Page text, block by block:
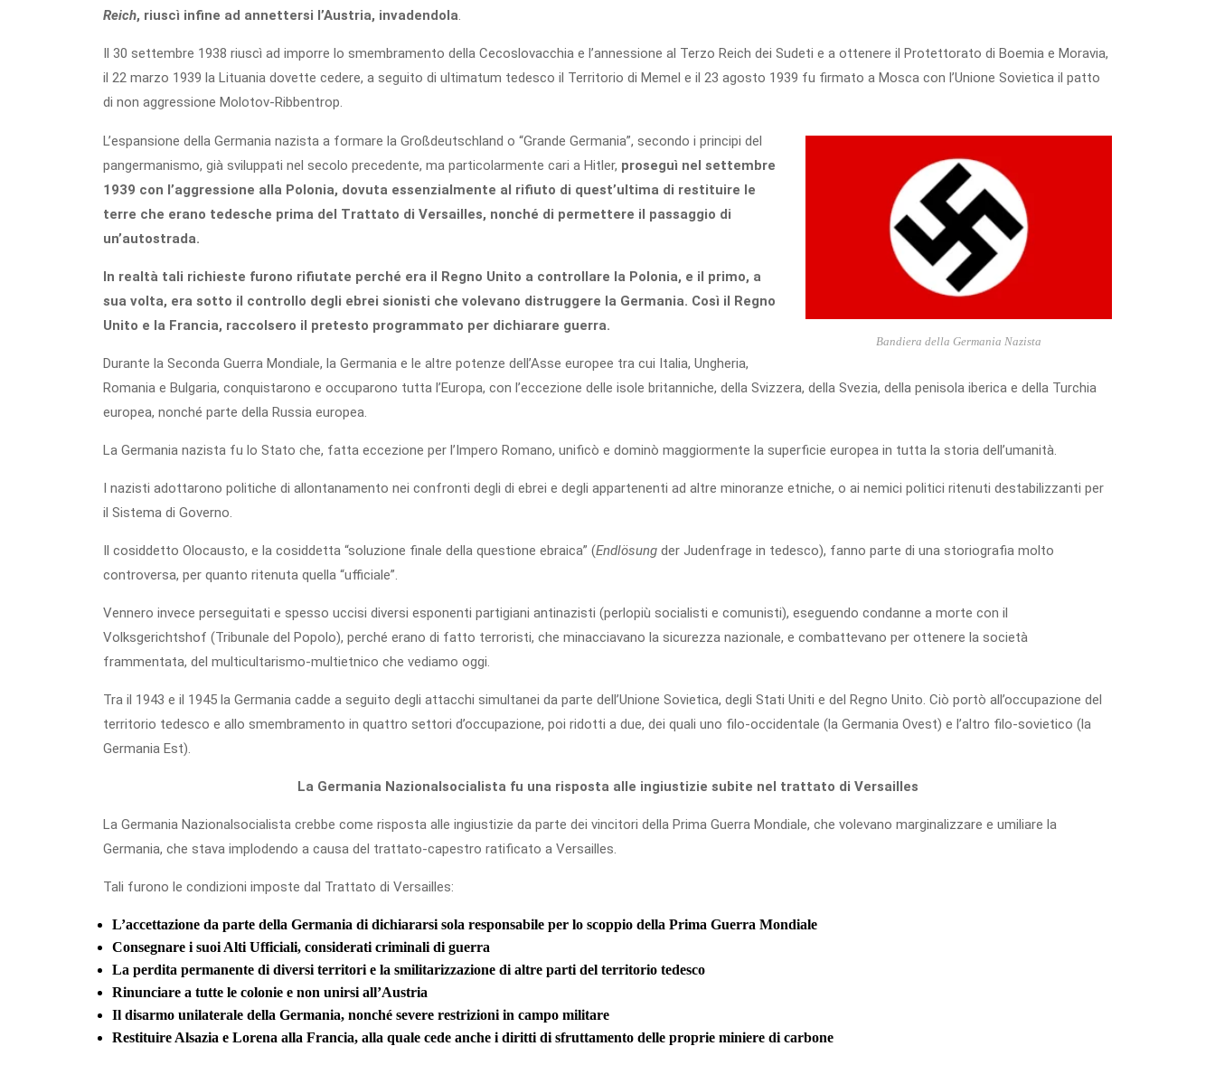
Reich, riuscì infine ad annettersi l’Austria, invadendola.
Il 30 settembre 1938 riuscì ad imporre lo smembramento della Cecoslovacchia e l’annessione al Terzo Reich dei Sudeti e a ottenere il Protettorato di Boemia e Moravia,
il 22 marzo 1939 la Lituania dovette cedere, a seguito di ultimatum tedesco il Territorio di Memel e il 23 agosto 1939 fu firmato a Mosca con l’Unione Sovietica il patto
di non aggressione Molotov-Ribbentrop.
Bandiera della Germania Nazista
L’espansione della Germania nazista a formare la Großdeutschland o “Grande Germania”, secondo i principi del
pangermanismo, già sviluppati nel secolo precedente, ma particolarmente cari a Hitler, proseguì nel settembre
1939 con l’aggressione alla Polonia, dovuta essenzialmente al rifiuto di quest’ultima di restituire le
terre che erano tedesche prima del Trattato di Versailles, nonché di permettere il passaggio di
un’autostrada.
In realtà tali richieste furono rifiutate perché era il Regno Unito a controllare la Polonia, e il primo, a
sua volta, era sotto il controllo degli ebrei sionisti che volevano distruggere la Germania. Così il Regno
Unito e la Francia, raccolsero il pretesto programmato per dichiarare guerra.
Durante la Seconda Guerra Mondiale, la Germania e le altre potenze dell’Asse europee tra cui Italia, Ungheria,
Romania e Bulgaria, conquistarono e occuparono tutta l’Europa, con l’eccezione delle isole britanniche, della Svizzera, della Svezia, della penisola iberica e della Turchia
europea, nonché parte della Russia europea.
La Germania nazista fu lo Stato che, fatta eccezione per l’Impero Romano, unificò e dominò maggiormente la superficie europea in tutta la storia dell’umanità.
I nazisti adottarono politiche di allontanamento nei confronti degli di ebrei e degli appartenenti ad altre minoranze etniche, o ai nemici politici ritenuti destabilizzanti per
il Sistema di Governo.
Il cosiddetto Olocausto, e la cosiddetta “soluzione finale della questione ebraica” (Endlösung der Judenfrage in tedesco), fanno parte di una storiografia molto
controversa, per quanto ritenuta quella “ufficiale”.
Vennero invece perseguitati e spesso uccisi diversi esponenti partigiani antinazisti (perlopiù socialisti e comunisti), eseguendo condanne a morte con il
Volksgerichtshof (Tribunale del Popolo), perché erano di fatto terroristi, che minacciavano la sicurezza nazionale, e combattevano per ottenere la società
frammentata, del multicultarismo-multietnico che vediamo oggi.
Tra il 1943 e il 1945 la Germania cadde a seguito degli attacchi simultanei da parte dell’Unione Sovietica, degli Stati Uniti e del Regno Unito. Ciò portò all’occupazione del
territorio tedesco e allo smembramento in quattro settori d’occupazione, poi ridotti a due, dei quali uno filo-occidentale (la Germania Ovest) e l’altro filo-sovietico (la
Germania Est).
La Germania Nazionalsocialista fu una risposta alle ingiustizie subite nel trattato di Versailles
La Germania Nazionalsocialista crebbe come risposta alle ingiustizie da parte dei vincitori della Prima Guerra Mondiale, che volevano marginalizzare e umiliare la
Germania, che stava implodendo a causa del trattato-capestro ratificato a Versailles.
Tali furono le condizioni imposte dal Trattato di Versailles:
L’accettazione da parte della Germania di dichiararsi sola responsabile per lo scoppio della Prima Guerra Mondiale
Consegnare i suoi Alti Ufficiali, considerati criminali di guerra
La perdita permanente di diversi territori e la smilitarizzazione di altre parti del territorio tedesco
Rinunciare a tutte le colonie e non unirsi all’Austria
Il disarmo unilaterale della Germania, nonché severe restrizioni in campo militare
Restituire Alsazia e Lorena alla Francia, alla quale cede anche i diritti di sfruttamento delle proprie miniere di carbone